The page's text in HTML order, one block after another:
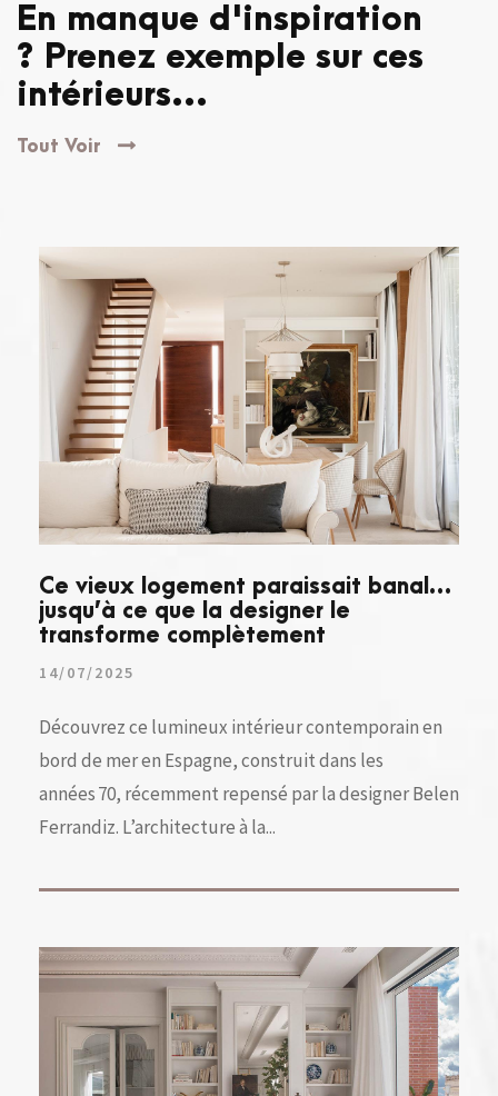
En manque d'inspiration
? Prenez exemple sur ces
intérieurs...
Tout Voir
Ce vieux logement paraissait banal…
jusqu’à ce que la designer le
transforme complètement
14/07/2025
Découvrez ce lumineux intérieur contemporain en
bord de mer en Espagne, construit dans les
années 70, récemment repensé par la designer Belen
Ferrandiz. L’architecture à la...